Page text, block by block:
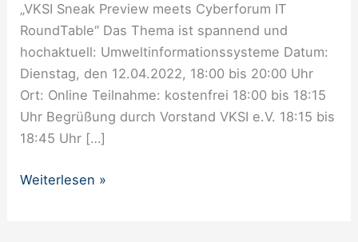
„VKSI Sneak Preview meets Cyberforum IT
RoundTable“ Das Thema ist spannend und
hochaktuell: Umweltinformationssysteme Datum:
Dienstag, den 12.04.2022, 18:00 bis 20:00 Uhr
Ort: Online Teilnahme: kostenfrei 18:00 bis 18:15
Uhr Begrüßung durch Vorstand VKSI e.V. 18:15 bis
18:45 Uhr […]
Weiterlesen »